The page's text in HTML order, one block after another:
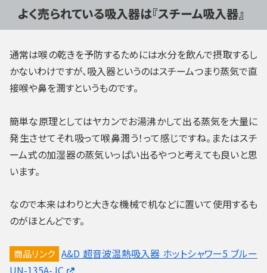
よく売られている吸入器は『スチーム吸入器』
通常は喉の乾きを予防するためには水分を飲んで摂取するし
かないわけですが、吸入器というのはスチームつまり蒸気で直
接喉や鼻を潤すというものです。
簡単な原理としてはヤカンでお湯沸かして出る蒸気を大量に
発生させてそれ吸って喉鼻潤う！って感じですね。またはスチ
ーム式の加湿器の蒸気いっぱい出るやつと考えても良いと思
います。
なので本来はわりと大きな機械で机などに置いて使用するも
のがほとんどです。
商品リンク A&D 超音波温熱吸入器 ホットシャワー5 ブルー
UN-135A-JC